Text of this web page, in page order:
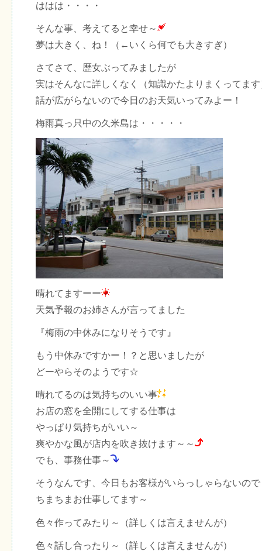
ははは・・・・
そんな事、考えてると幸せ～
夢は大きく、ね！（←いくら何でも大きすぎ）
さてさて、歴女ぶってみましたが
実はそんなに詳しくなく（知識かたよりまくってます
話が広がらないので今日のお天気いってみよー！
梅雨真っ只中の久米島は・・・・・
晴れてますーー
天気予報のお姉さんが言ってました
『梅雨の中休みになりそうです』
もう中休みですかー！？と思いましたが
どーやらそのようです☆
晴れてるのは気持ちのいい事
お店の窓を全開にしてする仕事は
やっぱり気持ちがいい～
爽やかな風が店内を吹き抜けます～～
でも、事務仕事～
そうなんです、今日もお客様がいらっしゃらないので
ちまちまお仕事してます～
色々作ってみたり～（詳しくは言えませんが）
色々話し合ったり～（詳しくは言えませんが）